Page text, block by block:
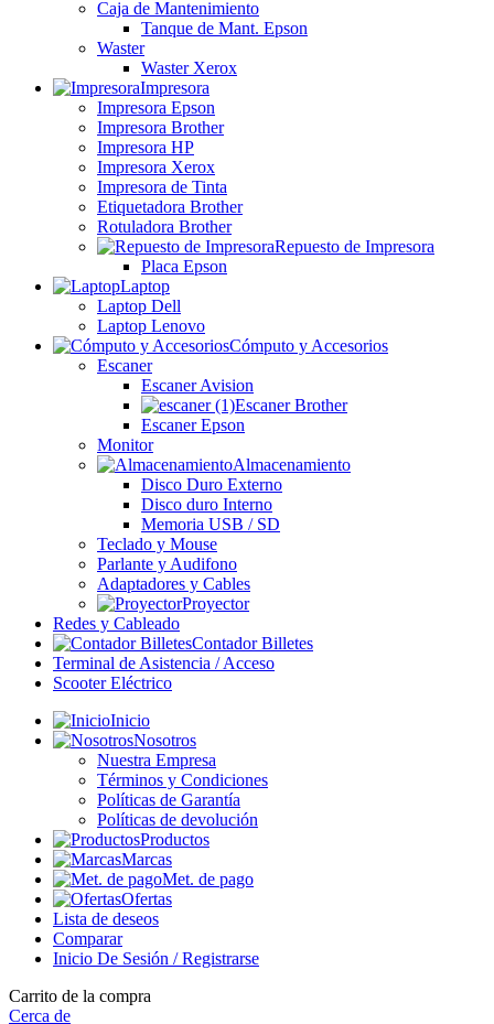
Caja de Mantenimiento
Tanque de Mant. Epson
Waster
Waster Xerox
Impresora
Impresora Epson
Impresora Brother
Impresora HP
Impresora Xerox
Impresora de Tinta
Etiquetadora Brother
Rotuladora Brother
Repuesto de Impresora
Placa Epson
Laptop
Laptop Dell
Laptop Lenovo
Cómputo y Accesorios
Escaner
Escaner Avision
Escaner Brother
Escaner Epson
Monitor
Almacenamiento
Disco Duro Externo
Disco duro Interno
Memoria USB / SD
Teclado y Mouse
Parlante y Audifono
Adaptadores y Cables
Proyector
Redes y Cableado
Contador Billetes
Terminal de Asistencia / Acceso
Scooter Eléctrico
Inicio
Nosotros
Nuestra Empresa
Términos y Condiciones
Políticas de Garantía
Políticas de devolución
Productos
Marcas
Met. de pago
Ofertas
Lista de deseos
Comparar
Inicio De Sesión / Registrarse
Carrito de la compra
Cerca de